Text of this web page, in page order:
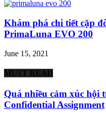
Khám phá chi tiết cặp
PrimaLuna EVO 200
June 15, 2021
MUST READ
Quá nhiều cảm xúc hội
Confidential Assignment